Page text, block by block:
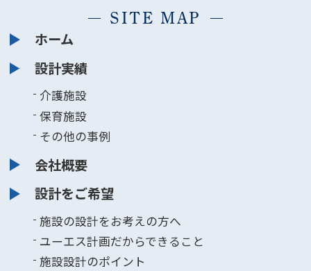
SITE MAP
ホーム
設計実績
介護施設
保育施設
その他の事例
会社概要
設計をご希望
施設の設計をお考えの方へ
ユーエス計画だからできること
施設設計のポイント